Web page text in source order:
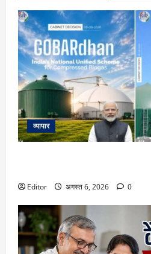
व्यापार
Editor अगस्त 6, 2026 0